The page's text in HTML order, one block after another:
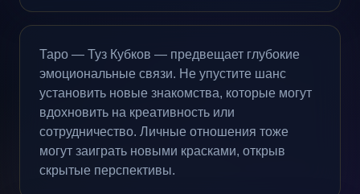
Таро — Туз Кубков — предвещает глубокие
эмоциональные связи. Не упустите шанс
установить новые знакомства, которые могут
вдохновить на креативность или
сотрудничество. Личные отношения тоже
могут заиграть новыми красками, открыв
скрытые перспективы.